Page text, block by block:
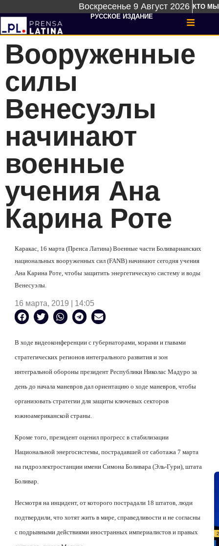
Воскресенье 9 Август 2026 КТО МЫ
РУССКОЕ ИЗДАНИЕ
Вооруженные
силы
Венесуэлы
начинают
военные
учения Ана
Карина Роте
Каракас, 16 марта (Пренса Латина) Военные части Боливарианских
национальных вооруженных сил (FANB) начинают сегодня учения
Ана Карина Роте, чтобы защитить энергетическую систему и воды
Венесуэлы.
16 марта, 2019 | 14:05
В ходе видеоконференции с губернаторами, мэрами и главами
стратегических регионов интегрального развития и зон
интегральной обороны президент Республики Николас Мадуро за
день до начала маневров дал ориентацию о ходе маневров, чтобы
организовать стратегии для защиты ключевых секторов
южноамериканской страны.
Кроме того, президент оценил прогресс в стабилизации
Национальной энергосистемы, пострадавшей от саботажа 7 марта
на гидроэлектростанции имени Симона Боливара (Эль-Гури), штата
Боливар.
Несмотря на инцидент, от которого пострадали 18 штатов, люди
подтвердили, что хотят жить в мире, справедливости и не согласны
с подрывными действиями иностранных империалистов и правых